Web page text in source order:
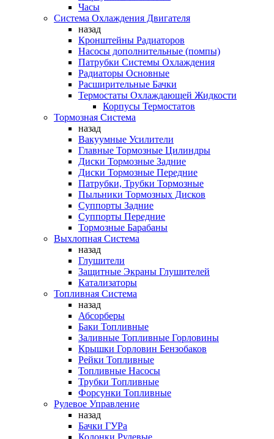
Часы
Система Охлаждения Двигателя
назад
Кронштейны Радиаторов
Насосы дополнительные (помпы)
Патрубки Системы Охлаждения
Радиаторы Основные
Расширительные Бачки
Термостаты Охлаждающей Жидкости
Корпусы Термостатов
Тормозная Система
назад
Вакуумные Усилители
Главные Тормозные Цилиндры
Диски Тормозные Задние
Диски Тормозные Передние
Патрубки, Трубки Тормозные
Пыльники Тормозных Дисков
Суппорты Задние
Суппорты Передние
Тормозные Барабаны
Выхлопная Система
назад
Глушители
Защитные Экраны Глушителей
Катализаторы
Топливная Система
назад
Абсорберы
Баки Топливные
Заливные Топливные Горловины
Крышки Горловин Бензобаков
Рейки Топливные
Топливные Насосы
Трубки Топливные
Форсунки Топливные
Рулевое Управление
назад
Бачки ГУРа
Колонки Рулевые